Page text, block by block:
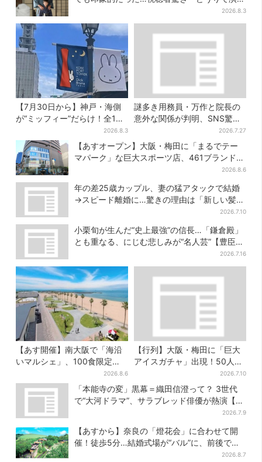
2026.8.3
【7月30日から】神戸・海側
が“ミッフィー”だらけ！全16
施設でパン、スイーツ、ナイ
トマーケットも
2026.8.3
謎多き用務員・万作と院長の
意外な関係が判明、SNS驚き
2026.7.27
【あすオープン】大阪・梅田に「まるでテー
マパーク」な巨大スポーツ店、461ブランド集
2026.8.6
年の差25歳カップル、妻の猛アタックで結婚
→スピード離婚に…驚きの理由は「新しい髪
2026.7.10
小栗旬が生んだ“史上最強”の信長…「鎌倉殿」
とも重なる、にじむ悲しみが“名人芸”【豊臣兄
2026.7.16
【あす開催】南大阪で「海沿
いマルシェ」、100食限定
「たこ飯」のふるまい＆キッ
ズ縁日も
2026.8.6
【行列】大阪・梅田に「巨大
アイスガチャ」出現！50人以
上が列…初日は即終了、残る
開催日は？
2026.7.10
「本能寺の変」黒幕＝織田信澄って？ 3世代
で“大河ドラマ”、サラブレッド俳優が熱演【豊
2026.7.9
【あすから】奈良の「燈花会」に合わせて開
催！徒歩5分…結婚式場が“バル”に、前後で食
2026.8.7